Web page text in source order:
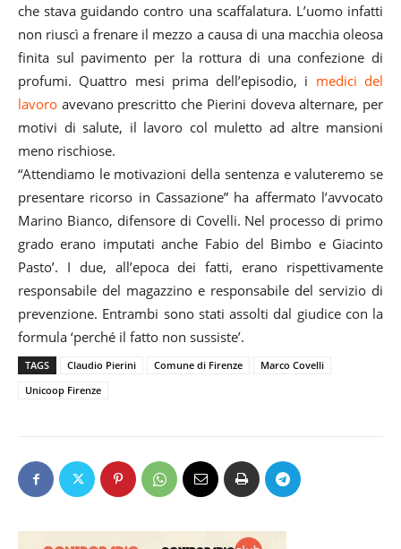
che stava guidando contro una scaffalatura. L’uomo infatti
non riuscì a frenare il mezzo a causa di una macchia oleosa
finita sul pavimento per la rottura di una confezione di
profumi. Quattro mesi prima dell’episodio, i medici del
lavoro avevano prescritto che Pierini doveva alternare, per
motivi di salute, il lavoro col muletto ad altre mansioni
meno rischiose.
“Attendiamo le motivazioni della sentenza e valuteremo se
presentare ricorso in Cassazione” ha affermato l’avvocato
Marino Bianco, difensore di Covelli. Nel processo di primo
grado erano imputati anche Fabio del Bimbo e Giacinto
Pasto’. I due, all’epoca dei fatti, erano rispettivamente
responsabile del magazzino e responsabile del servizio di
prevenzione. Entrambi sono stati assolti dal giudice con la
formula ‘perché il fatto non sussiste’.
TAGS Claudio Pierini Comune di Firenze
Marco Covelli
Unicoop Firenze